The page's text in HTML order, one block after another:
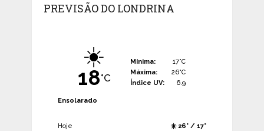
PREVISÃO DO LONDRINA
☀️
18°C
Mínima:
17°C
Máxima:
26°C
Índice UV:
6.9
Ensolarado
Hoje
☀️ 26° / 17°